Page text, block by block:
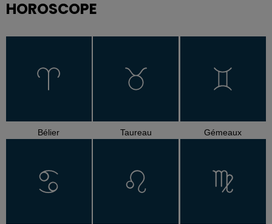
HOROSCOPE
Bélier Taureau Gémeaux